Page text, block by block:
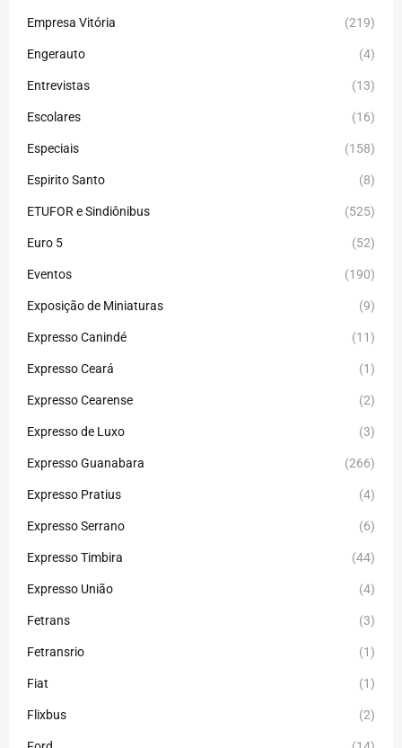
Empresa Vitória (219)
Engerauto (4)
Entrevistas (13)
Escolares (16)
Especiais (158)
Espirito Santo (8)
ETUFOR e Sindiônibus (525)
Euro 5 (52)
Eventos (190)
Exposição de Miniaturas (9)
Expresso Canindé (11)
Expresso Ceará (1)
Expresso Cearense (2)
Expresso de Luxo (3)
Expresso Guanabara (266)
Expresso Pratius (4)
Expresso Serrano (6)
Expresso Timbira (44)
Expresso União (4)
Fetrans (3)
Fetransrio (1)
Fiat (1)
Flixbus (2)